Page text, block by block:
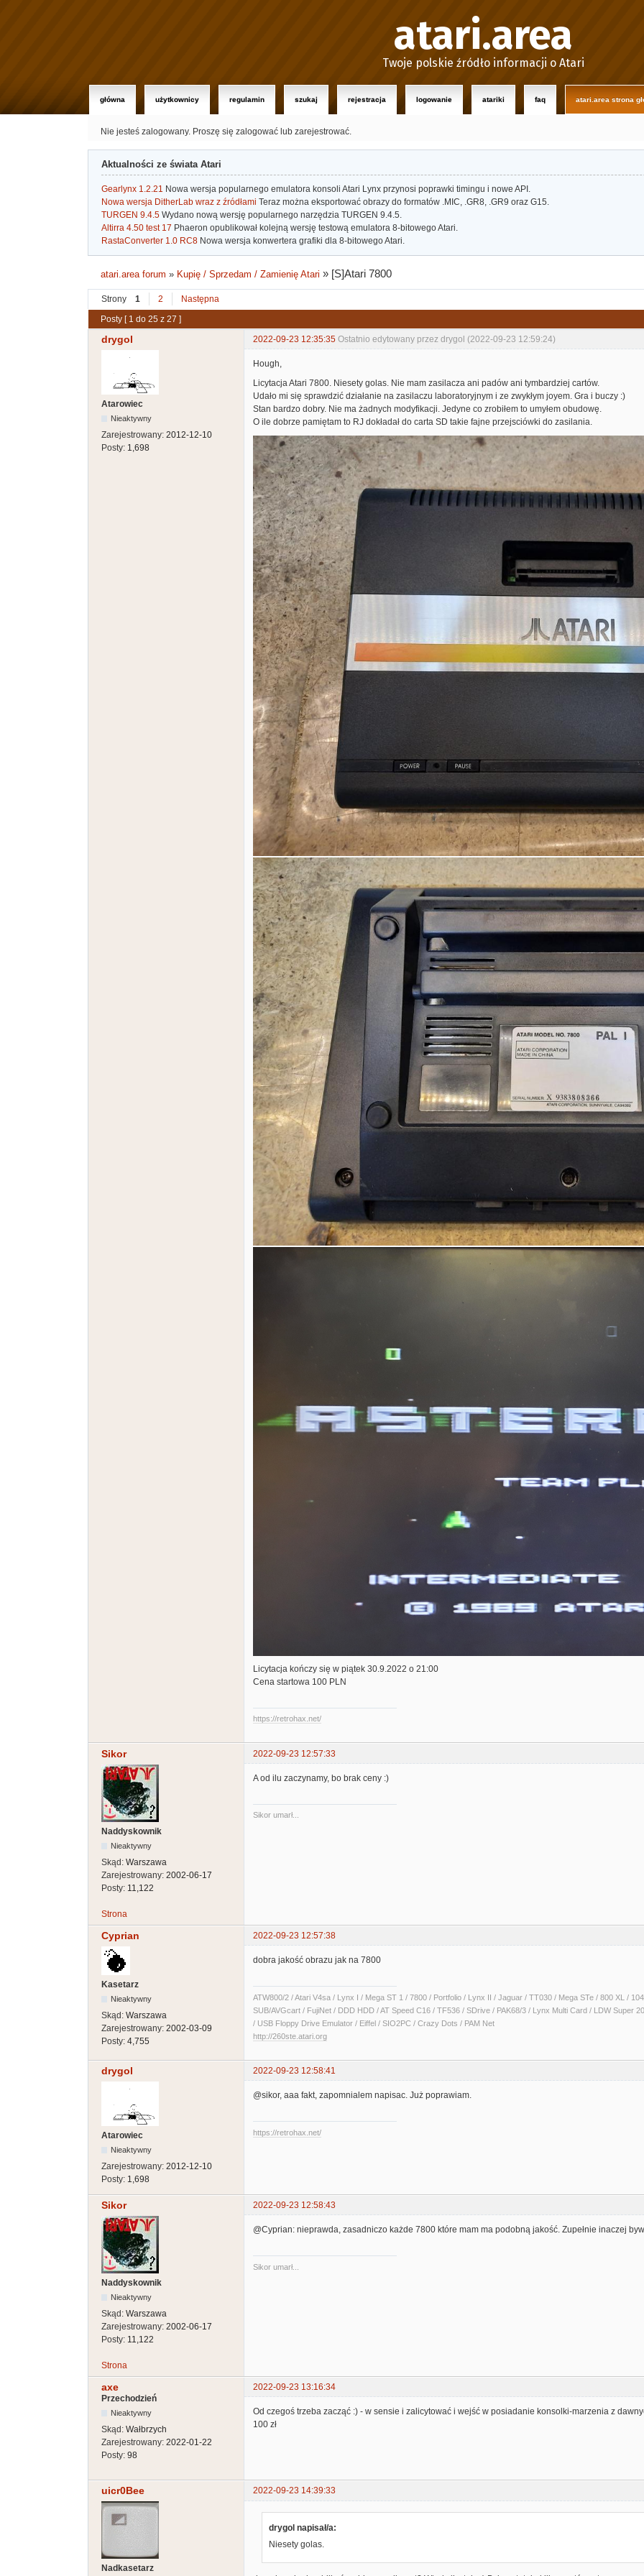
atari.area
Twoje polskie źródło informacji o Atari
główna użytkownicy regulamin szukaj rejestracja logowanie atariki faq atari.area strona
Nie jesteś zalogowany. Proszę się zalogować lub zarejestrować.
Aktualności ze świata Atari
Gearlynx 1.2.21 Nowa wersja popularnego emulatora konsoli Atari Lynx przynosi poprawki timingu i nowe API.
Nowa wersja DitherLab wraz z źródłami Teraz można eksportować obrazy do formatów .MIC, .GR8, .GR9 oraz G15.
TURGEN 9.4.5 Wydano nową wersję popularnego narzędzia TURGEN 9.4.5.
Altirra 4.50 test 17 Phaeron opublikował kolejną wersję testową emulatora 8-bitowego Atari.
RastaConverter 1.0 RC8 Nowa wersja konwertera grafiki dla 8-bitowego Atari.
atari.area forum » Kupię / Sprzedam / Zamienię Atari » [S]Atari 7800
Strony 1 2
Następna
Posty [ 1 do 25 z 27 ]
drygol 2022-09-23 12:35:35 Ostatnio edytowany przez drygol (2022-09-23 12:59:24)
Atarowiec
Nieaktywny
Zarejestrowany: 2012-12-10
Posty: 1,698
Hough,
Licytacja Atari 7800. Niesety golas. Nie mam zasilacza ani padów ani tymbardziej cartów.
Udało mi się sprawdzić działanie na zasilaczu laboratoryjnym i ze zwykłym joyem. Gra i buczy :)
Stan bardzo dobry. Nie ma żadnych modyfikacji. Jedyne co zrobiłem to umyłem obudowę.
O ile dobrze pamiętam to RJ dokładał do carta SD takie fajne przejsciówki do zasilania.
Licytacja kończy się w piątek 30.9.2022 o 21:00
Cena startowa 100 PLN
https://retrohax.net/
Sikor 2022-09-23 12:57:33
Naddyskownik
Nieaktywny
Skąd: Warszawa
Zarejestrowany: 2002-06-17
Posty: 11,122
A od ilu zaczynamy, bo brak ceny :)
Sikor umarł...
Strona
Cyprian 2022-09-23 12:57:38
Kasetarz
Nieaktywny
Skąd: Warszawa
Zarejestrowany: 2002-03-09
Posty: 4,755
dobra jakość obrazu jak na 7800
ATW800/2 / Atari V4sa / Lynx I / Mega ST 1 / 7800 / Portfolio / Lynx II / Jaguar / TT030 / Mega STe / 800 XL /
SUB/AVGcart / FujiNet / DDD HDD / AT Speed C16 / TF536 / SDrive / PAK68/3 / Lynx Multi Card / LDW Super
/ USB Floppy Drive Emulator / Eiffel / SIO2PC / Crazy Dots / PAM Net
http://260ste.atari.org
drygol 2022-09-23 12:58:41
Atarowiec
Nieaktywny
Zarejestrowany: 2012-12-10
Posty: 1,698
@sikor, aaa fakt, zapomnialem napisac. Już poprawiam.
https://retrohax.net/
Sikor 2022-09-23 12:58:43
Naddyskownik
Nieaktywny
Skąd: Warszawa
Zarejestrowany: 2002-06-17
Posty: 11,122
@Cyprian: nieprawda, zasadniczo każde 7800 które mam ma podobną jakość. Zupełnie inaczej
Sikor umarł...
Strona
axe
2022-09-23 13:16:34
Przechodzień
Nieaktywny
Skąd: Wałbrzych
Zarejestrowany: 2022-01-22
Posty: 98
Od czegoś trzeba zacząć :) - w sensie i zalicytować i wejść w posiadanie konsolki-marzenia z
100 zł
uicr0Bee 2022-09-23 14:39:33
Nadkasetarz
drygol napisał/a:
Niesety golas.